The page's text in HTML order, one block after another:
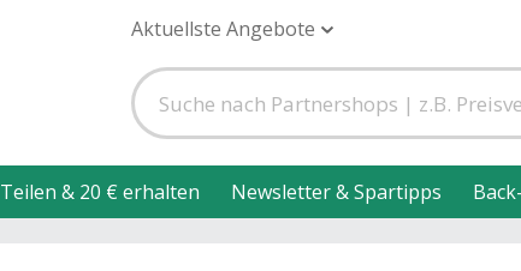
Aktuellste Angebote
Teilen & 20 € erhalten Newsletter & Spartipps